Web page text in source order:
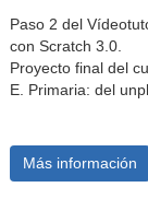
Paso 2 del
con Scratch 3.0.
Proyecto final del
E. Primaria: del
Más información